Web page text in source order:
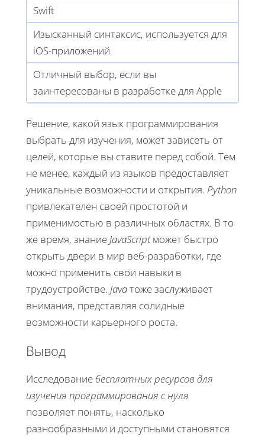
Swift
Изысканный синтаксис, используется для
iOS-приложений
Отличный выбор, если вы
заинтересованы в разработке для Apple
Решение, какой язык программирования
выбрать для изучения, может зависеть от
целей, которые вы ставите перед собой. Тем
не менее, каждый из языков предоставляет
уникальные возможности и открытия. Python
привлекателен своей простотой и
применимостью в различных областях. В то
же время, знаниеJavaScriptможет быстро
открыть двери в мир веб-разработки, где
можно применить свои навыки в
трудоустройстве. Javaтоже заслуживает
внимания, представляя солидные
возможности карьерного роста.
Вывод
Исследованиебесплатных ресурсов для
изучения программирования с нуля
позволяет понять, насколько
разнообразными и доступными становятся